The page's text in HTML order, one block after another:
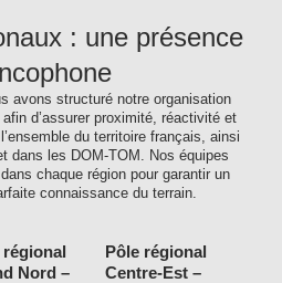
: une présence
avons structuré notre organisation
afin d’assurer proximité, réactivité et
du territoire français, ainsi
dans les DOM-TOM. Nos équipes
chaque région pour garantir un
connaissance du terrain.
régional
Nord –
Pôle régional
Centre-Est –